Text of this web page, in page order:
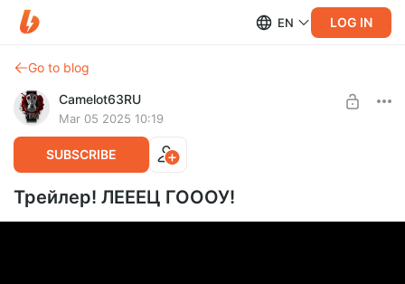
EN LOG IN
Go to blog
Camelot63RU
Mar 05 2025 10:19
SUBSCRIBE
Трейлер! ЛЕЕЕЦ ГОООУ!